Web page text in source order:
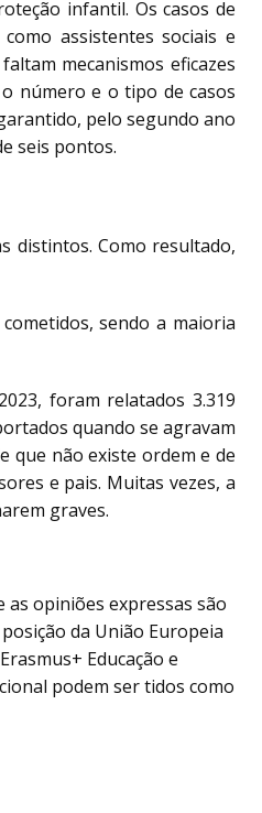
infantil. Os casos de
assistentes sociais e
mecanismos eficazes
número e o tipo de casos
pelo segundo ano
seis pontos.
distintos. Como resultado,
sendo a maioria
foram relatados 3.319
quando se agravam
que não existe ordem e de
e pais. Muitas vezes, a
graves.
as opiniões expressas são
da União Europeia
Educação e
podem ser tidos como